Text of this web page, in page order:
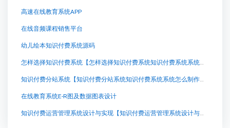
高速在线教育系统APP
在线音频课程销售平台
幼儿绘本知识付费系统源码
怎样选择知识付费系统【怎样选择知识付费系统知识付费系统系统怎么制作，知识付费系统搭建使用教程】
知识付费分站系统【知识付费分站系统知识付费系统系统怎么制作，知识付费系统搭建使用教程】
在线教育系统E-R图及数据图表设计
知识付费运营管理系统设计与实现【知识付费运营管理系统设计与实现知识付费系统系统怎么制作，知识付费系统搭建使用教程】